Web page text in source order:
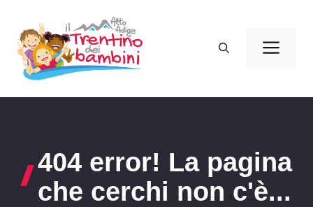
contenuto
404 error! La pagina
che cerchi non c'è...